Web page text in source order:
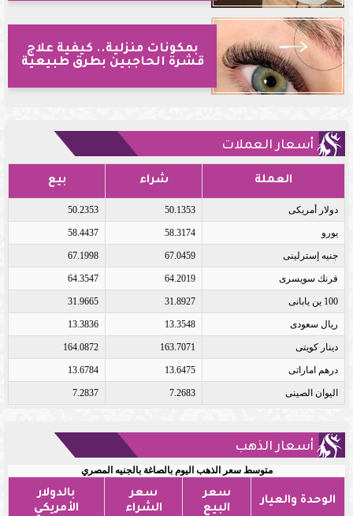
بمكونات منزلية.. كيفية علاج
قشرة الحاجبين بطرق طبيعية
أسعار العملات
العملة شراء بيع
دولار أمريكى 50.1353
50.2353
يورو 58.3174
58.4437
جنيه إسترلينى 67.0459
67.1998
فرنك سويسرى 64.2019
64.3547
100 ين يابانى 31.8927
31.9665
ريال سعودى 13.3548
13.3836
دينار كويتى 163.7071
164.0872
درهم اماراتى 13.6475
13.6784
اليوان الصينى 7.2683
7.2837
أسعار الذهب
متوسط سعر الذهب اليوم بالصاغة بالجنيه المصري
الوحدة والعيار
سعر
البيع
سعر
الشراء
بالدولار
الأمريكي